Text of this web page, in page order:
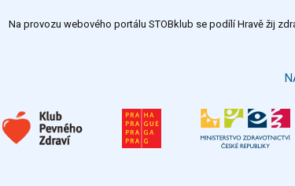
Na provozu webového portálu STOBklub se podílí Hravě žij